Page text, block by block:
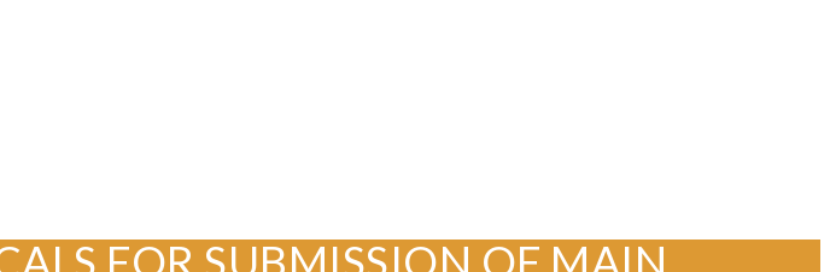
FOR SUBMISSION OF MAIN